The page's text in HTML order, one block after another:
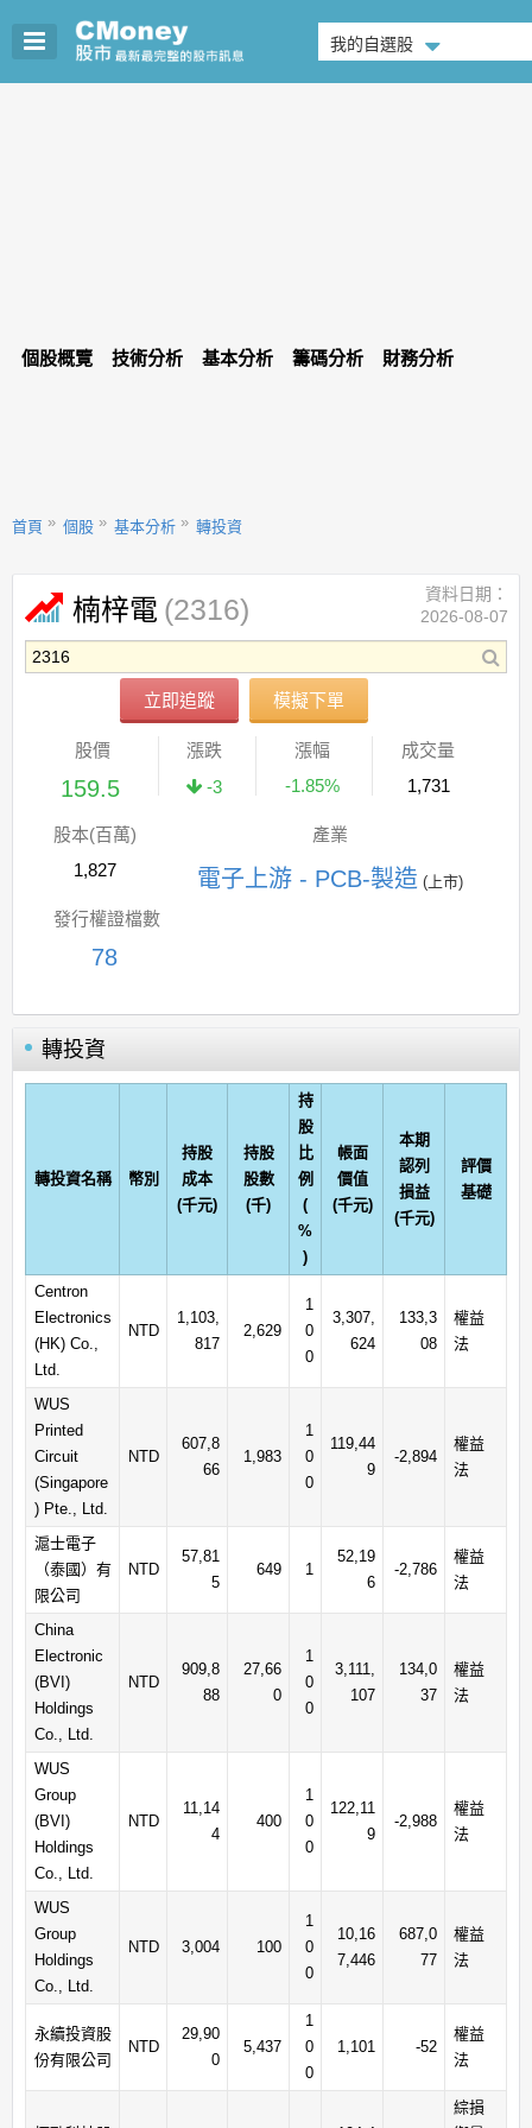
我的自選股
個股概覽 技術分析 基本分析 籌碼分析 財務分析
首頁 個股 基本分析 轉投資
楠梓電 (2316)
立即追蹤 模擬下單
資料日期：
2026-08-07
股價
159.5
漲跌
-3
漲幅
-1.85%
成交量
1,731
股本(百萬)
1,827
產業
電子上游 - PCB-製造 (上市)
發行權證檔數
78
轉投資
轉投資名稱 幣別
持股
成本
(千元)
持股
股數
(千)
持
股
比
例
(
%
)
帳面
價值
(千元)
本期
認列
損益
(千元)
評價
基礎
Centron
Electronics
(HK) Co.,
Ltd.
NTD
1,103,
817
2,629
1
0
0
3,307,
624
133,3
08
權益
法
WUS
Printed
Circuit
(Singapore
) Pte., Ltd.
NTD
607,8
66
1,983
1
0
0
119,44
9
-2,894
權益
法
滬士電子
（泰國）有
限公司
NTD
57,81
5
649 1
52,19
6
-2,786
權益
法
China
Electronic
(BVI)
Holdings
Co., Ltd.
NTD
909,8
88
27,66
0
1
0
0
3,111,
107
134,0
37
權益
法
WUS
Group
(BVI)
Holdings
Co., Ltd.
NTD
11,14
4
400
1
0
0
122,11
9
-2,988
權益
法
WUS
Group
Holdings
Co., Ltd.
NTD 3,004 100
1
0
0
10,16
7,446
687,0
77
權益
法
永續投資股
份有限公司
NTD
29,90
0
5,437
1
0
0
1,101 -52
權益
法
綜損